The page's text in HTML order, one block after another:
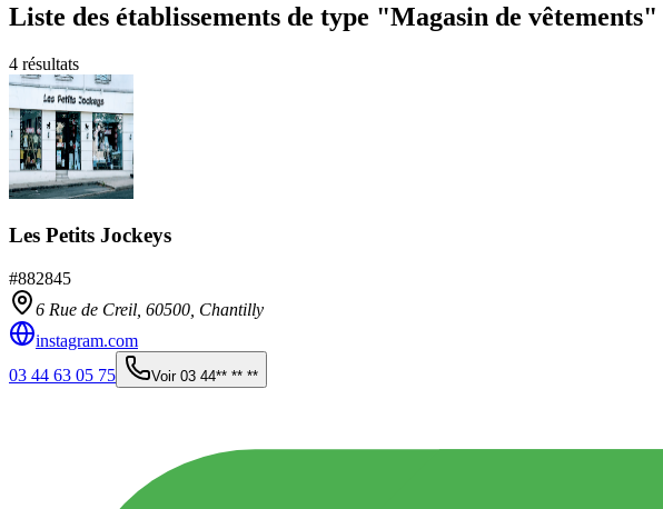
Liste des établissements de type "Magasin de vêtements"
4 résultats
Les Petits Jockeys
#882845
6 Rue de Creil, 60500 Chantilly
instagram.com
03 44 63 05 75
Voir 03 44** ** **